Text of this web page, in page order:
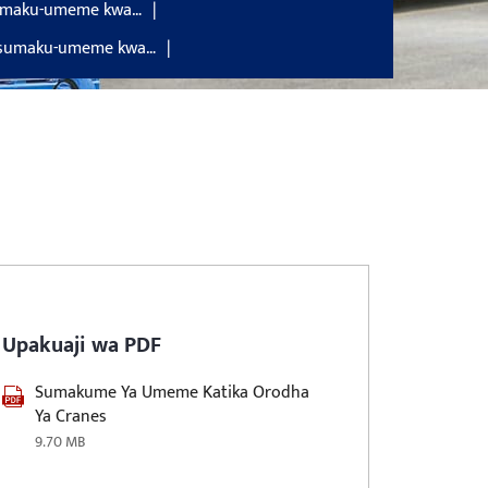
umeme kwa…
umeme kwa…
Upakuaji wa PDF
Sumakume Ya Umeme Katika Orodha
Ya Cranes
9.70 MB